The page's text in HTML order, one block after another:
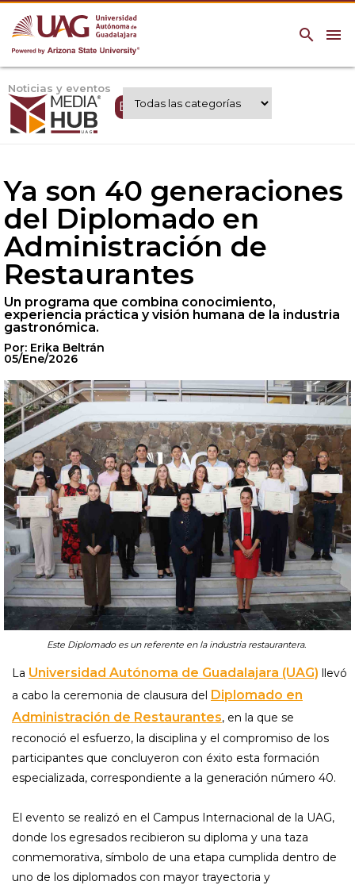
menu
search
Noticias y eventos
Expertos UAG
Ya son 40 generaciones
del Diplomado en
Administración de
Restaurantes
Un programa que combina conocimiento,
experiencia práctica y visión humana de la industria
gastronómica.
Por: Erika Beltrán
05/Ene/2026
Este Diplomado es un referente en la industria restaurantera.
La Universidad Autónoma de Guadalajara (UAG) llevó
a cabo la ceremonia de clausura del
Diplomado en
Administración de Restaurantes, en la que se
reconoció el esfuerzo, la disciplina y el compromiso de los
participantes que concluyeron con éxito esta formación
especializada, correspondiente a la generación número 40.
El evento se realizó en el Campus Internacional de la UAG,
donde los egresados recibieron su diploma y una taza
conmemorativa, símbolo de una etapa cumplida dentro de
uno de los diplomados con mayor trayectoria y